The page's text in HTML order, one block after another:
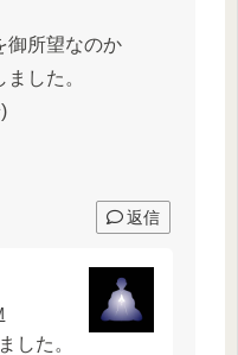
御所望なのか
した。
返信
した。